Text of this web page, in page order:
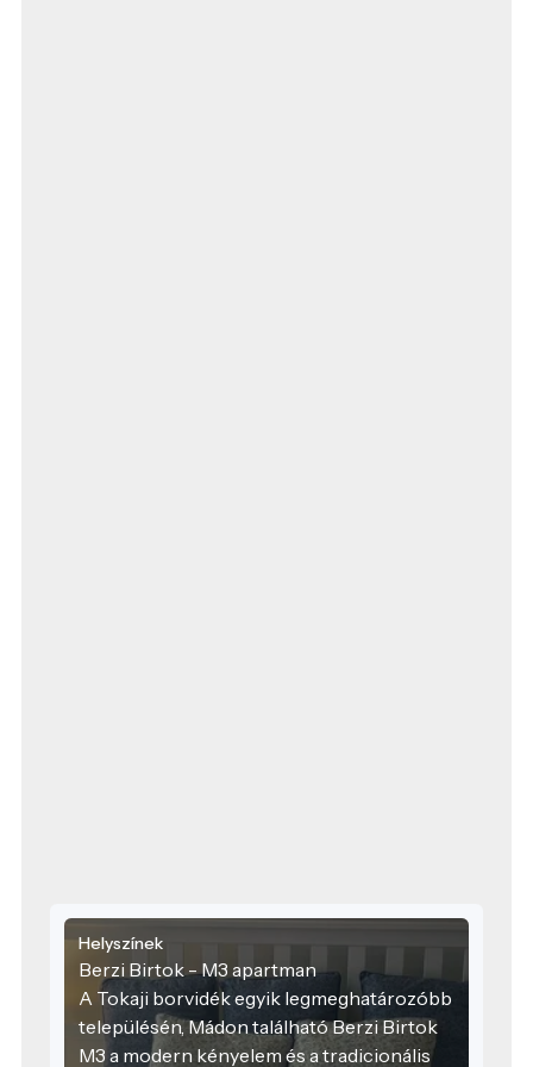
Helyszínek
Berzi Birtok - M3 apartman
A Tokaji borvidék egyik legmeghatározóbb
településén, Mádon található Berzi Birtok
M3 a modern kényelem és a tradicionális